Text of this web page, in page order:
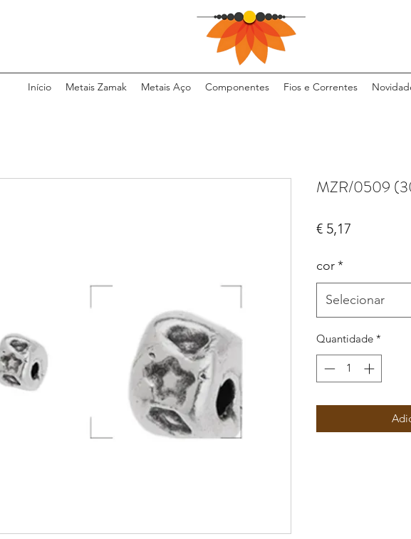
Início Metais Zamak Metais Aço Componentes Fios e Correntes
MZR/0509
€ 5,17
cor*
Selecionar
Quantidade *